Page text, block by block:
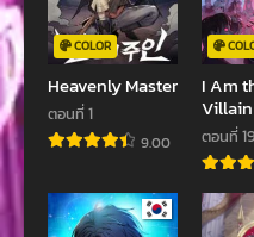
COLOR
Heavenly Master
ตอนที่ 1
9.00
I Am
Villain
ตอนที่